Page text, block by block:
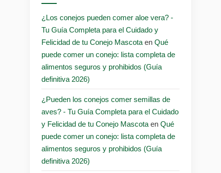
¿Los conejos pueden comer aloe vera? -
Tu Guía Completa para el Cuidado y
Felicidad de tu Conejo Mascota en Qué
puede comer un conejo: lista completa de
alimentos seguros y prohibidos (Guía
definitiva 2026)
¿Pueden los conejos comer semillas de
aves? - Tu Guía Completa para el Cuidado
y Felicidad de tu Conejo Mascota en Qué
puede comer un conejo: lista completa de
alimentos seguros y prohibidos (Guía
definitiva 2026)